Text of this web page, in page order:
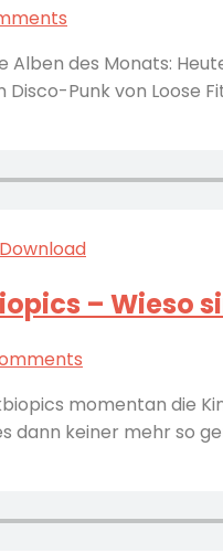
des Monats:
Disco-Punk von
Download
– Wieso
momentan die
dann keiner mehr so